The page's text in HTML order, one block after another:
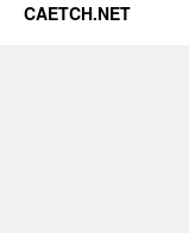
CAETCH.NET